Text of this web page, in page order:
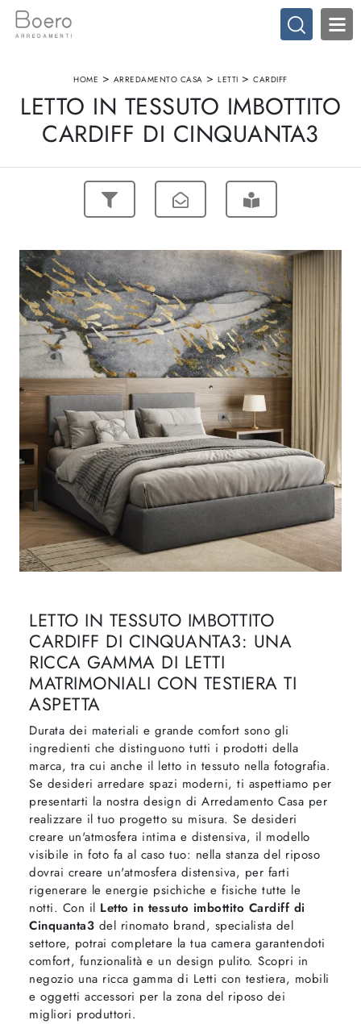
HOME > ARREDAMENTO CASA >LETTI >CARDIFF
LETTO IN TESSUTO IMBOTTITO
CARDIFF DI CINQUANTA3
LETTO IN TESSUTO IMBOTTITO
CARDIFF DI CINQUANTA3: UNA
RICCA GAMMA DI LETTI
MATRIMONIALI CON TESTIERA TI
ASPETTA
Durata dei materiali e grande comfort sono gli
ingredienti che distinguono tutti i prodotti della
marca, tra cui anche il letto in tessuto nella fotografia.
Se desideri arredare spazi moderni, ti aspettiamo per
presentarti la nostra design di Arredamento Casa per
realizzare il tuo progetto su misura. Se desideri
creare un'atmosfera intima e distensiva, il modello
visibile in foto fa al caso tuo: nella stanza del riposo
dovrai creare un'atmosfera distensiva, per farti
rigenerare le energie psichiche e fisiche tutte le
notti. Con il Letto in tessuto imbottito Cardiff di
Cinquanta3 del rinomato brand, specialista del
settore, potrai completare la tua camera garantendoti
comfort, funzionalità e un design pulito. Scopri in
negozio una ricca gamma di Letti con testiera, mobili
e oggetti accessori per la zona del riposo dei
migliori produttori.